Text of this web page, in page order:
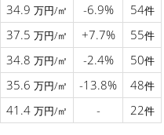
34.9 万円/㎡ -6.9% 54件
37.5 万円/㎡ +7.7% 55件
34.8 万円/㎡ -2.4% 50件
35.6 万円/㎡ -13.8% 48件
41.4 万円/㎡ - 22件